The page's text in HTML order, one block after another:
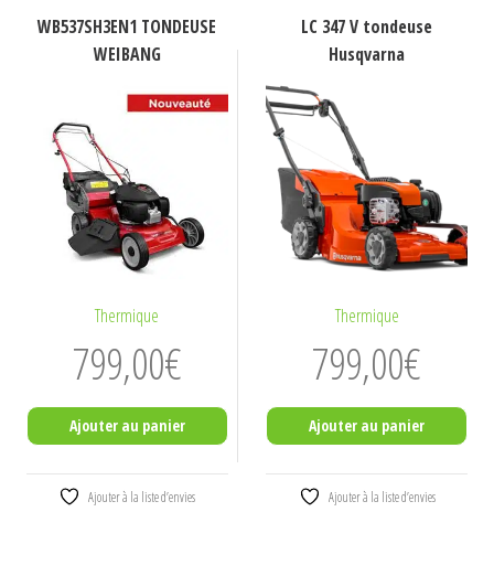
WB537SH3EN1 TONDEUSE
WEIBANG
Thermique
799,00€
Ajouter au panier
Ajouter à la liste d’envies
LC 347 V tondeuse
Husqvarna
Thermique
799,00€
Ajouter au panier
Ajouter à la liste d’envies